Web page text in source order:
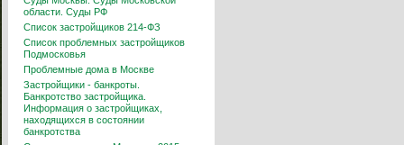
области. Суды РФ
Список застройщиков 214-ФЗ
Список проблемных застройщиков
Подмосковья
Проблемные дома в Москве
Застройщики - банкроты.
Банкротство застройщика.
Информация о застройщиках,
находящихся в состоянии
банкротства